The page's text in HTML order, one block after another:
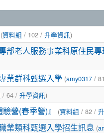
(資料組 / 102 / 升學資訊)
部老人服務事業科原住民專
業群科甄選入學 (amy0317 /
/ 64 / 升學資訊)
營(春季營)』 (資料組 / 82 /
業類科甄選入學招生訊息 (